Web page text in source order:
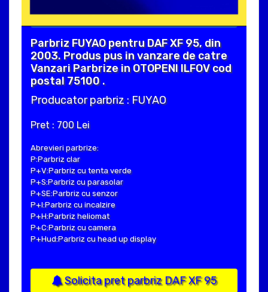
Parbriz FUYAO pentru DAF XF 95, din
2003. Produs pus in vanzare de catre
Vanzari Parbrize in OTOPENI ILFOV cod
postal 75100 .
Producator parbriz : FUYAO
Pret : 700 Lei
Abrevieri parbrize:
P:Parbriz clar
P+V:Parbriz cu tenta verde
P+S:Parbriz cu parasolar
P+SE:Parbriz cu senzor
P+I:Parbriz cu incalzire
P+H:Parbriz heliomat
P+C:Parbriz cu camera
P+Hud:Parbriz cu head up display
Solicita pret parbriz DAF XF 95